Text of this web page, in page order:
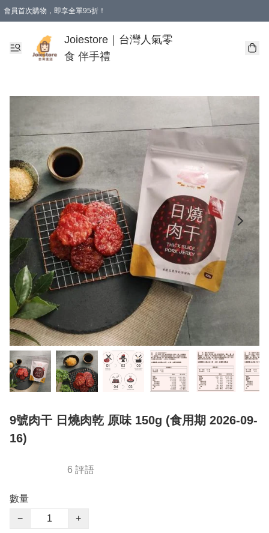
會員首次購物，即享全單95折！
購物滿 HKD 350.00即享免運費優惠！（適用於 本地送貨、本地取貨 )
Joiestore｜台灣人氣零
食 伴手禮
9號肉干 日燒肉乾 原味 150g (食用期 2026-09-
16)
6 評語
數量
−
+